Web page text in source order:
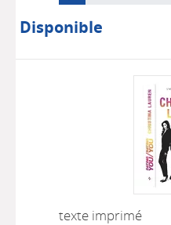
Disponible
texte imprimé